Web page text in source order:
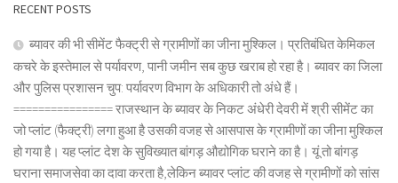
RECENT POSTS
ब्यावर की भी सीमेंट फैक्ट्री से ग्रामीणों का जीना मुश्किल। प्रतिबंधित केमिकल
कचरे के इस्तेमाल से पर्यावरण, पानी जमीन सब कुछ खराब हो रहा है। ब्यावर का जिला
और पुलिस प्रशासन चुप: पर्यावरण विभाग के अधिकारी तो अंधे हैं।
================ राजस्थान के ब्यावर के निकट अंधेरी देवरी में श्री सीमेंट का
जो प्लांट (फैक्ट्री) लगा हुआ है उसकी वजह से आसपास के ग्रामीणों का जीना मुश्किल
हो गया है। यह प्लांट देश के सुविख्यात बांगड़ औद्योगिक घराने का है। यूं तो बांगड़
घराना समाजसेवा का दावा करता है,लेकिन ब्यावर प्लांट की वजह से ग्रामीणों को सांस